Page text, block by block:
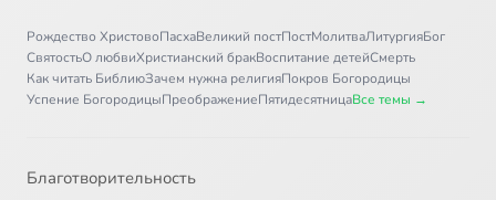
Рождество ХристовоПасхаВеликий постПостМолитваЛитургияБог
СвятостьО любвиХристианский бракВоспитание детейСмерть
Как читать БиблиюЗачем нужна религияПокров Богородицы
Успение БогородицыПреображениеПятидесятницаВсе темы →
Благотворительность